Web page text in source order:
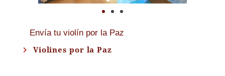
Envía tu violín por la Paz
Violines por la Paz